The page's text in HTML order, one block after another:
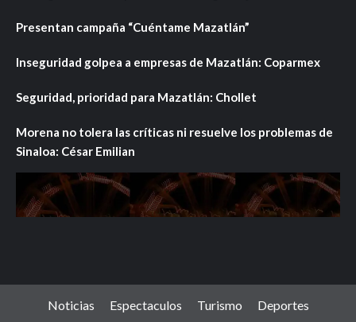
Presentan campaña “Cuéntame Mazatlán”
Inseguridad golpea a empresas de Mazatlán: Coparmex
Seguridad, prioridad para Mazatlán: Chollet
Morena no tolera las críticas ni resuelve los problemas de
Sinaloa: César Emilian
Noticias Espectaculos Turismo Deportes